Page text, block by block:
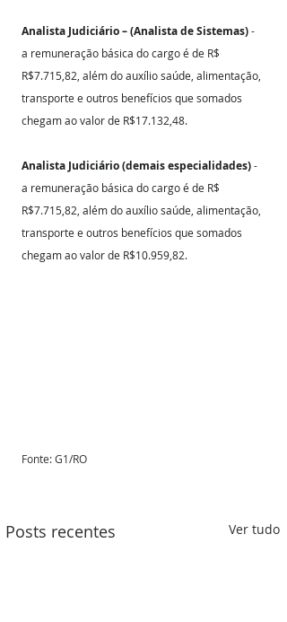
Analista Judiciário – (Analista de Sistemas) -
a remuneração básica do cargo é de R$
R$7.715,82, além do auxílio saúde, alimentação,
transporte e outros benefícios que somados
chegam ao valor de R$17.132,48.
Analista Judiciário (demais especialidades) -
a remuneração básica do cargo é de R$
R$7.715,82, além do auxílio saúde, alimentação,
transporte e outros benefícios que somados
chegam ao valor de R$10.959,82.
Fonte: G1/RO
Posts recentes Ver tudo